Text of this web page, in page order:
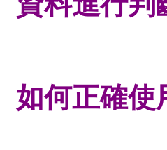
如何正確使